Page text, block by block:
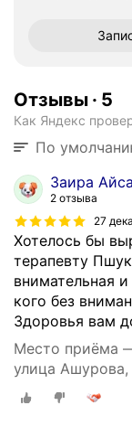
Отзывы · 5
Как Яндекс
По
Заира
2 отзыва
27
Хотелось бы
терапевту
внимательная
кого без
Здоровья вам
Место приёма
улица